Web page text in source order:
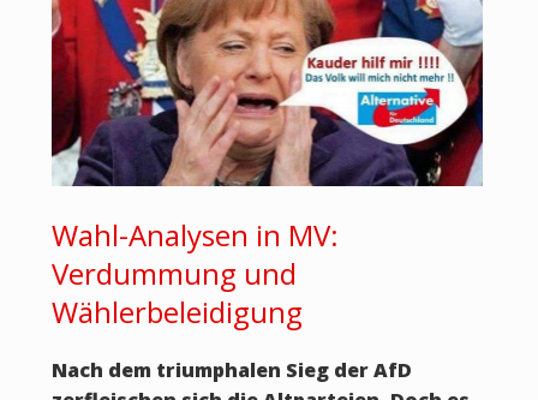
Wahl-Analysen in MV:
Verdummung und
Wählerbeleidigung
Nach dem triumphalen Sieg der AfD